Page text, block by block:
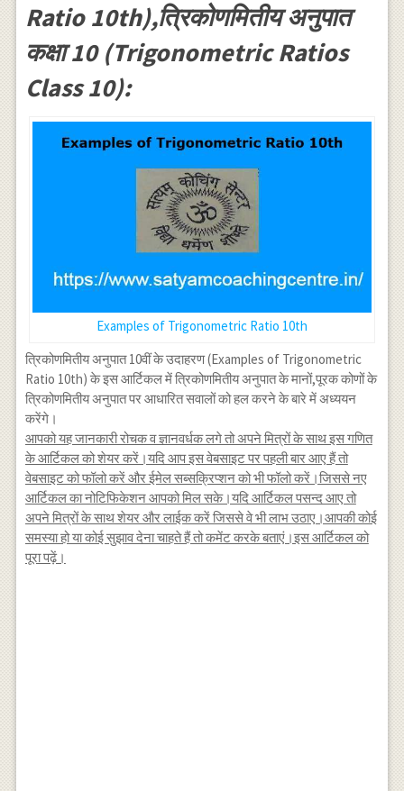
Ratio 10th),त्रिकोणमितीय अनुपात
कक्षा 10 (Trigonometric Ratios
Class 10):
Examples of Trigonometric Ratio 10th
त्रिकोणमितीय अनुपात 10वीं के उदाहरण (Examples of Trigonometric
Ratio 10th) के इस आर्टिकल में त्रिकोणमितीय अनुपात के मानों,पूरक कोणों के
त्रिकोणमितीय अनुपात पर आधारित सवालों को हल करने के बारे में अध्ययन
करेंगे।
आपको यह जानकारी रोचक व ज्ञानवर्धक लगे तो अपने मित्रों के साथ इस गणित
के आर्टिकल को शेयर करें।यदि आप इस वेबसाइट पर पहली बार आए हैं तो
वेबसाइट को फॉलो करें और ईमेल सब्सक्रिप्शन को भी फॉलो करें।जिससे नए
आर्टिकल का नोटिफिकेशन आपको मिल सके।यदि आर्टिकल पसन्द आए तो
अपने मित्रों के साथ शेयर और लाईक करें जिससे वे भी लाभ उठाए।आपकी कोई
समस्या हो या कोई सुझाव देना चाहते हैं तो कमेंट करके बताएं।इस आर्टिकल को
पूरा पढ़ें।